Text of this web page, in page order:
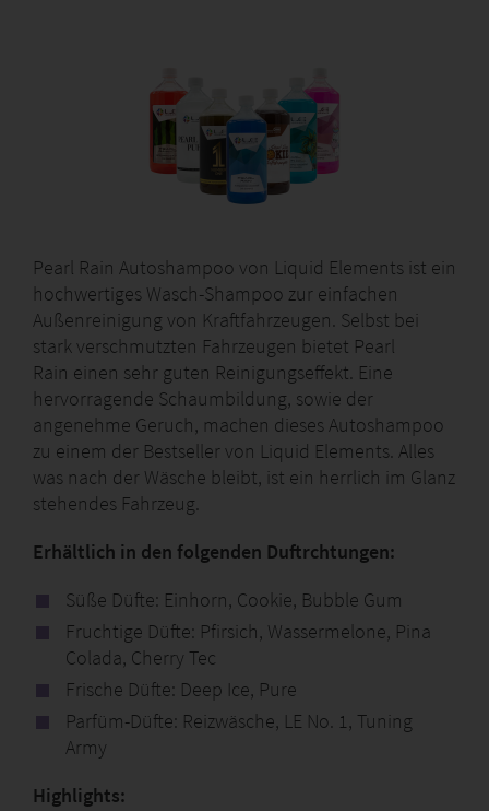
Pearl Rain Autoshampoo von Liquid Elements ist ein
hochwertiges Wasch-Shampoo zur einfachen
Außenreinigung von Kraftfahrzeugen. Selbst bei
stark verschmutzten Fahrzeugen bietet Pearl
Rain einen sehr guten Reinigungseffekt. Eine
hervorragende Schaumbildung, sowie der
angenehme Geruch, machen dieses Autoshampoo
zu einem der Bestseller von Liquid Elements. Alles
was nach der Wäsche bleibt, ist ein herrlich im Glanz
stehendes Fahrzeug.
Erhältlich in den folgenden Duftrchtungen:
Süße Düfte: Einhorn, Cookie, Bubble Gum
Fruchtige Düfte: Pfirsich, Wassermelone, Pina
Colada, Cherry Tec
Frische Düfte: Deep Ice, Pure
Parfüm-Düfte: Reizwäsche, LE No. 1, Tuning
Army
Highlights: